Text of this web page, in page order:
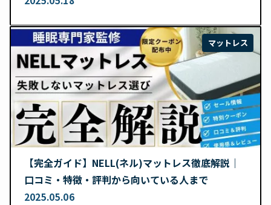
マットレス
【完全ガイド】NELL(ネル)マットレス徹底解説｜
口コミ・特徴・評判から向いている人まで
2025.05.06